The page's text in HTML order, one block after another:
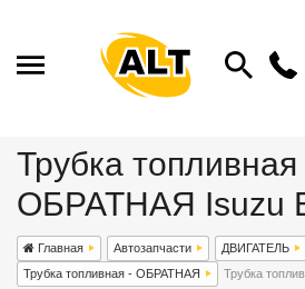
Трубка топливная
ОБРАТНАЯ Isuzu
Главная Автозапчасти
ДВИГАТЕЛЬ
Трубка топливная - ОБРАТНАЯ
Трубка